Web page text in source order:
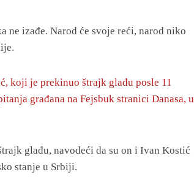
ne izađe. Narod će svoje reći, narod niko
koji je prekinuo štrajk glađu posle 11
građana na Fejsbuk stranici Danasa, u
glađu, navodeći da su on i Ivan Kostić
stanje u Srbiji.